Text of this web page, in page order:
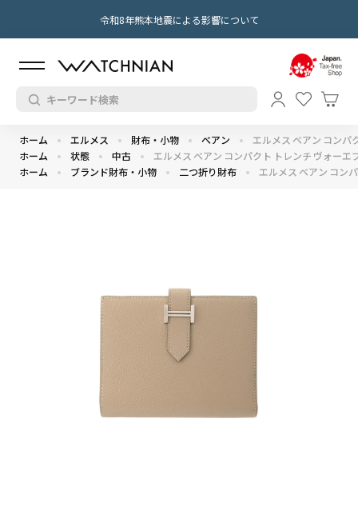
令和8年熊本地震による影響について
ホーム エルメス 財布・小物 べアン
エルメス ベアン コンパ
ホーム
状態 中古
エルメス ベアン コンパクト トレンチ ヴォーエ
ホーム
ブランド財布・小物 二つ折り財布 エルメス ベアン コン